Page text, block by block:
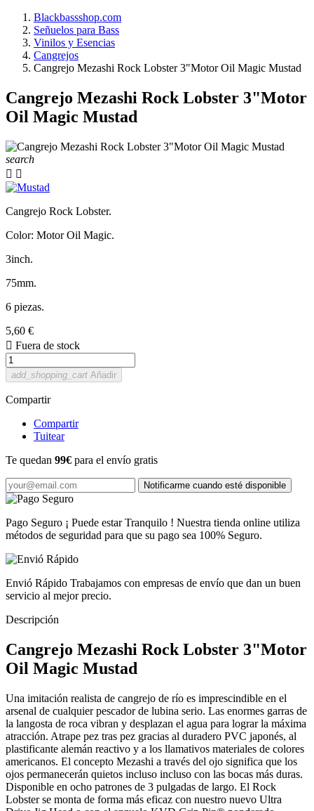
Blackbassshop.com
Señuelos para Bass
Vinilos y Esencias
Cangrejos
Cangrejo Mezashi Rock Lobster 3"Motor Oil Magic Mustad
Cangrejo Mezashi Rock Lobster 3"Motor
Oil Magic Mustad
search
 
Cangrejo Rock Lobster.
Color: Motor Oil Magic.
3inch.
75mm.
6 piezas.
5,60 €
 Fuera de stock
add_shopping_cart Añadir
Compartir
Compartir
Tuitear
Te quedan 99€ para el envío gratis
Notificarme cuando esté disponible
Pago Seguro ¡ Puede estar Tranquilo ! Nuestra tienda online utiliza
métodos de seguridad para que su pago sea 100% Seguro.
Envió Rápido Trabajamos con empresas de envío que dan un buen
servicio al mejor precio.
Descripción
Cangrejo Mezashi Rock Lobster 3"Motor
Oil Magic Mustad
Una imitación realista de cangrejo de río es imprescindible en el
arsenal de cualquier pescador de lubina serio. Las enormes garras de
la langosta de roca vibran y desplazan el agua para lograr la máxima
atracción. Atrape pez tras pez gracias al duradero PVC japonés, al
plastificante alemán reactivo y a los llamativos materiales de colores
americanos. El concepto Mezashi a través del ojo significa que los
ojos permanecerán quietos incluso incluso con las bocas más duras.
Disponible en ocho patrones de 3 pulgadas de largo. El Rock
Lobster se monta de forma más eficaz con nuestro nuevo Ultra